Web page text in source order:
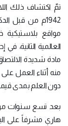
تمّ اكتشاف ذلك
1942م من قبل
مواقع بلاستيكية
العالمية الثانية،
مادة شديدة
منه أثناء العمل
دون العلم بمدى
بعد تسع سنوات من
هاري مشرفاً على